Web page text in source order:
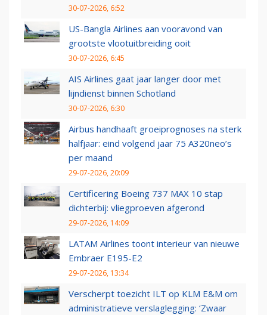
30-07-2026, 6:52
US-Bangla Airlines aan vooravond van
grootste vlootuitbreiding ooit
30-07-2026, 6:45
AIS Airlines gaat jaar langer door met
lijndienst binnen Schotland
30-07-2026, 6:30
Airbus handhaaft groeiprognoses na sterk
halfjaar: eind volgend jaar 75 A320neo’s
per maand
29-07-2026, 20:09
Certificering Boeing 737 MAX 10 stap
dichterbij: vliegproeven afgerond
29-07-2026, 14:09
LATAM Airlines toont interieur van nieuwe
Embraer E195-E2
29-07-2026, 13:34
Verscherpt toezicht ILT op KLM E&M om
administratieve verslaglegging: ‘Zwaar